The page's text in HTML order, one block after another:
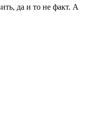
да и то не факт. А